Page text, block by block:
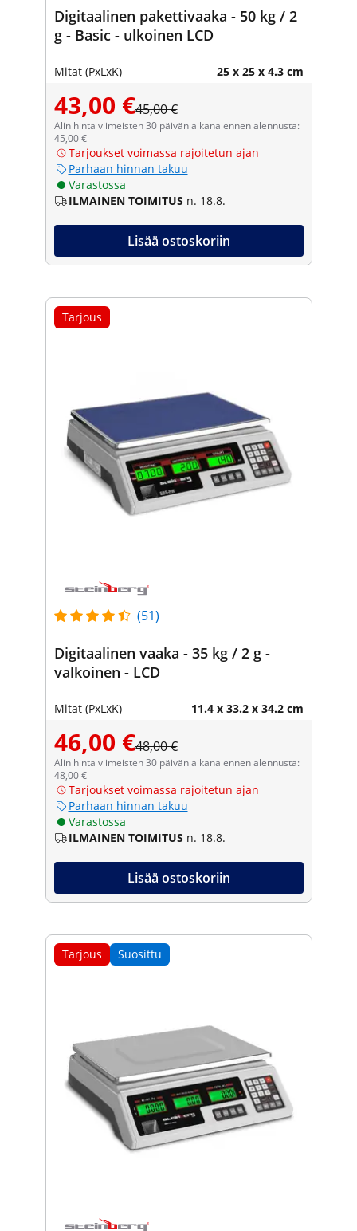
Digitaalinen pakettivaaka - 50 kg / 2
g - Basic - ulkoinen LCD
Mitat (PxLxK) 25 x 25 x 4.3 cm
43,00 €45,00 €
Alin hinta viimeisten 30 päivän aikana ennen alennusta:
45,00 €
Tarjoukset voimassa rajoitetun ajan
Parhaan hinnan takuu
Varastossa
ILMAINEN TOIMITUS n. 18.8.
Lisää ostoskoriin
Tarjous
(51)
Digitaalinen vaaka - 35 kg / 2 g -
valkoinen - LCD
Mitat (PxLxK) 11.4 x 33.2 x 34.2 cm
46,00 €48,00 €
Alin hinta viimeisten 30 päivän aikana ennen alennusta:
48,00 €
Tarjoukset voimassa rajoitetun ajan
Parhaan hinnan takuu
Varastossa
ILMAINEN TOIMITUS n. 18.8.
Lisää ostoskoriin
Tarjous Suosittu